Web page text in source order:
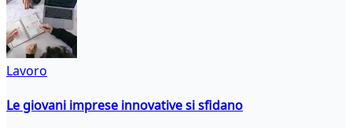
Lavoro
Le giovani imprese innovative si sfidano